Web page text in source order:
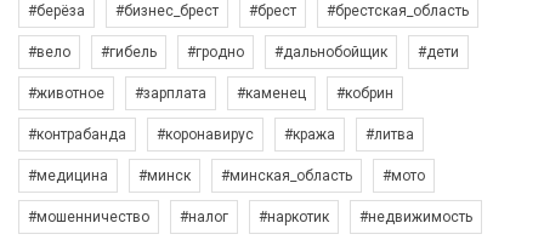
#берёза #бизнес_брест #брест #брестская_область
#вело #гибель #гродно #дальнобойщик #дети
#животное #зарплата #каменец #кобрин
#контрабанда #коронавирус #кража #литва
#медицина #минск #минская_область #мото
#мошенничество #налог #наркотик #недвижимость